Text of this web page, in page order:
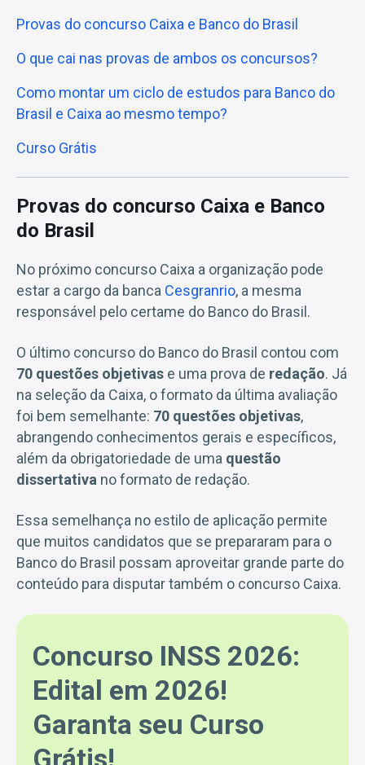
Provas do concurso Caixa e Banco do Brasil
O que cai nas provas de ambos os concursos?
Como montar um ciclo de estudos para Banco do
Brasil e Caixa ao mesmo tempo?
Curso Grátis
Provas do concurso Caixa e Banco
do Brasil
No próximo concurso Caixa a organização pode
estar a cargo da banca Cesgranrio, a mesma
responsável pelo certame do Banco do Brasil.
O último concurso do Banco do Brasil contou com
70 questões objetivas e uma prova de redação. Já
na seleção da Caixa, o formato da última avaliação
foi bem semelhante: 70 questões objetivas,
abrangendo conhecimentos gerais e específicos,
além da obrigatoriedade de uma questão
dissertativa no formato de redação.
Essa semelhança no estilo de aplicação permite
que muitos candidatos que se prepararam para o
Banco do Brasil possam aproveitar grande parte do
conteúdo para disputar também o concurso Caixa.
Concurso INSS 2026:
Edital em 2026!
Garanta seu Curso
Grátis!